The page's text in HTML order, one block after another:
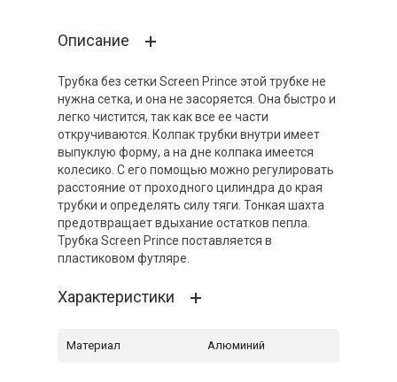
Описание
Трубка без сетки Screen Prince этой трубке не
нужна сетка, и она не засоряется. Она быстро и
легко чистится, так как все ее части
откручиваются. Колпак трубки внутри имеет
выпуклую форму, а на дне колпака имеется
колесико. С его помощью можно регулировать
расстояние от проходного цилиндра до края
трубки и определять силу тяги. Тонкая шахта
предотвращает вдыхание остатков пепла.
Трубка Screen Prince поставляется в
пластиковом футляре.
Характеристики
Материал Алюминий